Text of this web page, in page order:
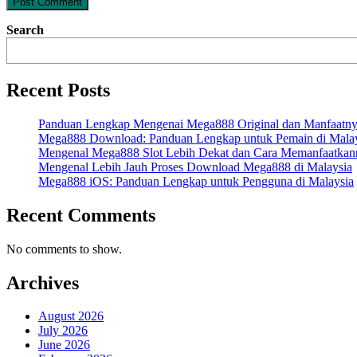
Search
Recent Posts
Panduan Lengkap Mengenai Mega888 Original dan
Mega888 Download: Panduan Lengkap untuk Pemain di
Mengenal Mega888 Slot Lebih Dekat dan Cara
Mengenal Lebih Jauh Proses Download Mega888 di Malaysia
Mega888 iOS: Panduan Lengkap untuk Pengguna di Malaysia
Recent Comments
No comments to show.
Archives
August 2026
July 2026
June 2026